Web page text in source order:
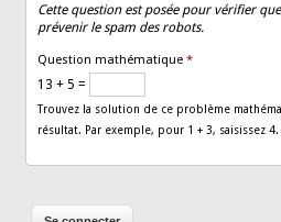
Cette question est posée pour vérifier
prévenir le spam des robots.
Question mathématique*
13 + 5 =
Trouvez la solution de ce problème
résultat. Par exemple, pour 1 + 3, saisissez 4.